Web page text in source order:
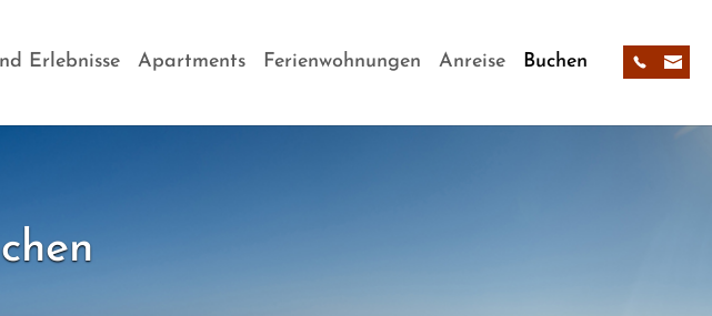
Erlebnisse Apartments Ferienwohnungen Anreise Buchen (current)